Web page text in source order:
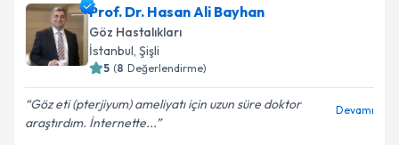
Prof. Dr. Hasan Ali Bayhan
Göz Hastalıkları
İstanbul, Şişli
5 (8 Değerlendirme)
Göz eti (pterjiyum) ameliyatı için uzun süre doktor
araştırdım. İnternette...
Devamı